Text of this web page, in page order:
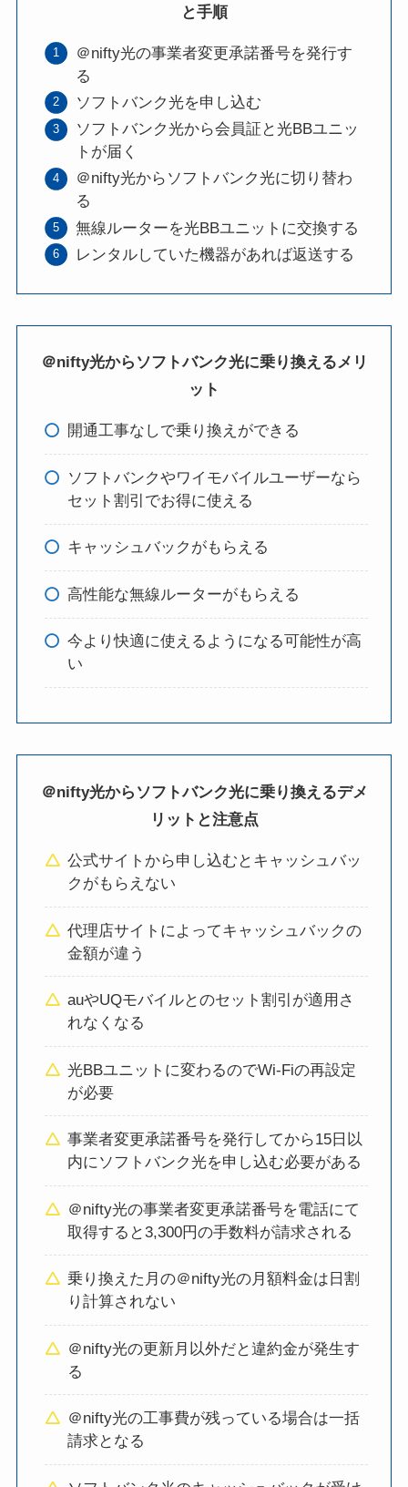
と手順
＠nifty光の事業者変更承諾番号を発行す
る
ソフトバンク光を申し込む
ソフトバンク光から会員証と光BBユニッ
トが届く
＠nifty光からソフトバンク光に切り替わ
る
無線ルーターを光BBユニットに交換する
レンタルしていた機器があれば返送する
＠nifty光からソフトバンク光に乗り換えるメリ
ット
開通工事なしで乗り換えができる
ソフトバンクやワイモバイルユーザーなら
セット割引でお得に使える
キャッシュバックがもらえる
高性能な無線ルーターがもらえる
今より快適に使えるようになる可能性が高
い
＠nifty光からソフトバンク光に乗り換えるデメ
リットと注意点
公式サイトから申し込むとキャッシュバッ
クがもらえない
代理店サイトによってキャッシュバックの
金額が違う
auやUQモバイルとのセット割引が適用さ
れなくなる
光BBユニットに変わるのでWi-Fiの再設定
が必要
事業者変更承諾番号を発行してから15日以
内にソフトバンク光を申し込む必要がある
＠nifty光の事業者変更承諾番号を電話にて
取得すると3,300円の手数料が請求される
乗り換えた月の＠nifty光の月額料金は日割
り計算されない
＠nifty光の更新月以外だと違約金が発生す
る
＠nifty光の工事費が残っている場合は一括
請求となる